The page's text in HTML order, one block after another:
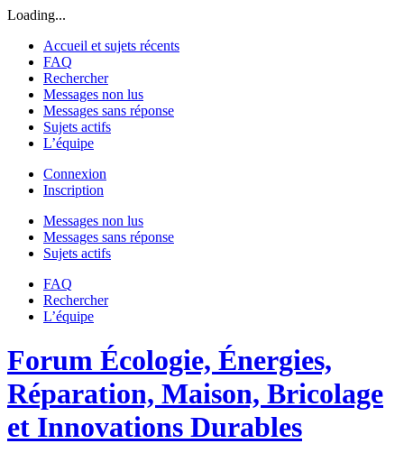
Loading...
Accueil et sujets récents
FAQ
Rechercher
Messages non lus
Messages sans réponse
Sujets actifs
L’équipe
Connexion
Inscription
Messages non lus
Messages sans réponse
Sujets actifs
FAQ
Rechercher
L’équipe
Forum Écologie, Énergies,
Réparation, Maison, Bricolage
et Innovations Durables